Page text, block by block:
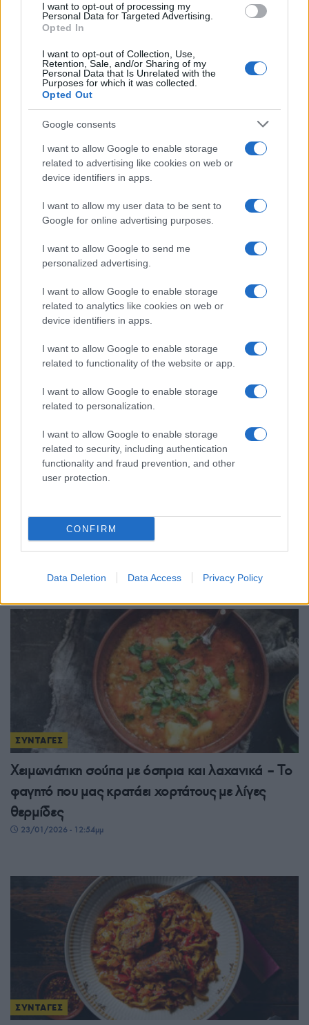
I want to opt-out of processing my
Personal Data for Targeted Advertising.
Opted In
I want to opt-out of Collection, Use,
Retention, Sale, and/or Sharing of my
Personal Data that Is Unrelated with the
Purposes for which it was collected.
Opted Out
Google consents
I want to allow Google to enable storage
related to advertising like cookies on web or
device identifiers in apps.
I want to allow my user data to be sent to
Google for online advertising purposes.
I want to allow Google to send me
personalized advertising.
I want to allow Google to enable storage
related to analytics like cookies on web or
device identifiers in apps.
I want to allow Google to enable storage
related to functionality of the website or app.
I want to allow Google to enable storage
related to personalization.
I want to allow Google to enable storage
related to security, including authentication
functionality and fraud prevention, and other
user protection.
CONFIRM
Data Deletion Data Access Privacy Policy
ΣΥΝΤΑΓΕΣ
Πουγαλαμάς με τερλιπισία, από την Τραπεζούντα
13/02/2026 - 3:26μμ
ΣΥΝΤΑΓΕΣ
λαχταριστή
6/02/2026 - 3:08μμ
Κυδώνια γεμιστά με κιμά – Μια συνταγή με ρίζες
στην Ανατολή, και ένα μικρό μάθημα ετυμολογίας
ΣΥΝΤΑΓΕΣ
Χειμωνιάτικη σούπα με όσπρια και λαχανικά – Το
φαγητό που μας κρατάει χορτάτους με λίγες
θερμίδες
23/01/2026 - 12:54μμ
ΣΥΝΤΑΓΕΣ